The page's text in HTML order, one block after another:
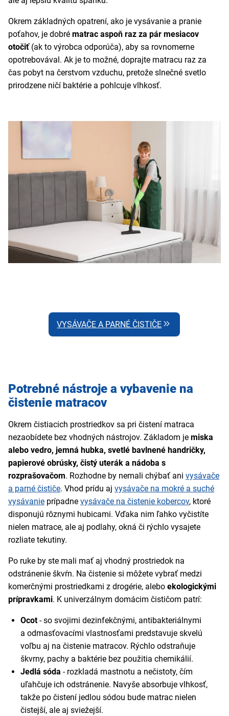
Okrem základných opatrení, ako je vysávanie a pranie
poťahov, je dobré matrac aspoň raz za pár mesiacov
otočiť(ak to výrobca odporúča), aby sa rovnomerne
opotrebovával. Ak je to možné, doprajte matracu raz za
čas pobyt na čerstvom vzduchu, pretože slnečné svetlo
prirodzene ničí baktérie a pohlcuje vlhkosť.
VYSÁVAČE A PARNÉ ČISTIČE
Potrebné nástroje a vybavenie na
čistenie matracov
Okrem čistiacich prostriedkov sa pri čistení matraca
nezaobídete bez vhodných nástrojov. Základom je miska
alebo vedro, jemná hubka, svetlé bavlnené handričky,
papierové obrúsky, čistý uterák a nádoba s
rozprašovačom. Rozhodne by nemali chýbať ani vysávače
a parné čističe. Vhod prídu aj vysávače na mokré a suché
vysávanie prípadne vysávače na čistenie kobercov, ktoré
disponujú rôznymi hubicami. Vďaka nim ľahko vyčistíte
nielen matrace, ale aj podlahy, okná či rýchlo vysajete
rozliate tekutiny.
Po ruke by ste mali mať aj vhodný prostriedok na
odstránenie škvŕn. Na čistenie si môžete vybrať medzi
komerčnými prostriedkami z drogérie, alebo ekologickými
prípravkami. K univerzálnym domácim čističom patrí:
Ocot- so svojimi dezinfekčnými, antibakteriálnymi
a odmasťovacími vlastnosťami predstavuje skvelú
voľbu aj na čistenie matracov. Rýchlo odstraňuje
škvrny, pachy a baktérie bez použitia chemikálií.
Jedlá sóda - rozkladá mastnotu a nečistoty, čím
uľahčuje ich odstránenie. Navyše absorbuje vlhkosť,
takže po čistení jedlou sódou bude matrac nielen
čistejší, ale aj sviežejší.